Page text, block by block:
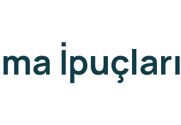
İpuçları